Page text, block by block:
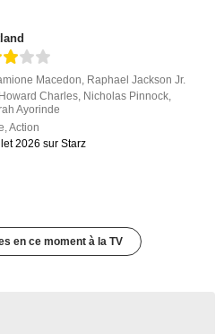
Macedon Raphael Jackson Jr.
Howard Charles Nicholas Pinnock
Ayorinde
,Action
2026 sur Starz
en ce moment à la TV